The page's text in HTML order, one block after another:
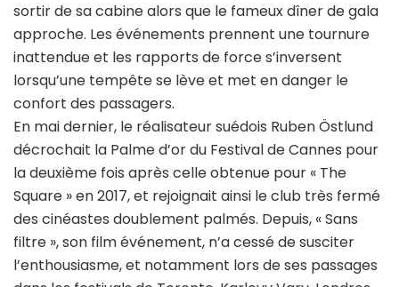
sortir de sa cabine alors que le fameux dîner de gala
approche. Les événements prennent une tournure
inattendue et les rapports de force s’inversent
lorsqu’une tempête se lève et met en danger le
confort des passagers.
En mai dernier, le réalisateur suédois Ruben Östlund
décrochait la Palme d’or du Festival de Cannes pour
la deuxième fois après celle obtenue pour « The
Square » en 2017, et rejoignait ainsi le club très fermé
des cinéastes doublement palmés. Depuis, « Sans
filtre », son film événement, n’a cessé de susciter
l’enthousiasme, et notamment lors de ses passages